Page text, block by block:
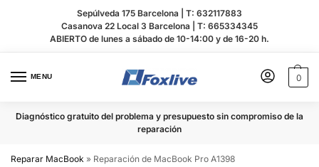
Sepúlveda 175 Barcelona | T: 632117883
Casanova 22 Local 3 Barcelona | T: 665334345
ABIERTO de lunes a sábado de 10-14:00 y de 16-20 h.
MENU 0
Diagnóstico gratuito del problema y presupuesto sin compromiso de la
reparación
Reparar MacBook » Reparación de MacBook Pro A1398